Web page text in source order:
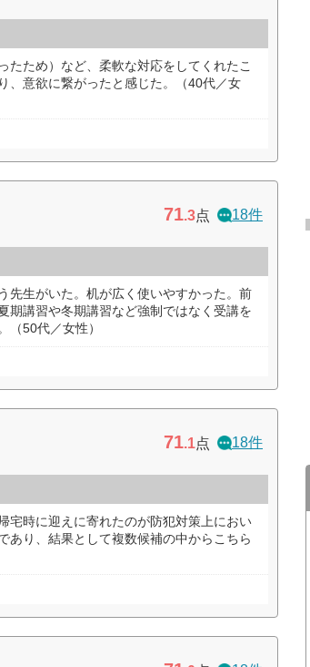
たため）など、柔軟な対応をしてくれたこ
、意欲に繋がったと感じた。（40代／女
71.3点 18件
先生がいた。机が広く使いやすかった。前
期講習や冬期講習など強制ではなく受講を
（50代／女性）
71.1点 18件
宅時に迎えに寄れたのが防犯対策上におい
あり、結果として複数候補の中からこちら